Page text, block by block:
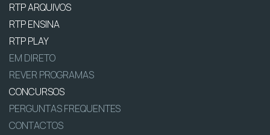
RTP ARQUIVOS
RTP ENSINA
RTP PLAY
EM DIRETO
REVER PROGRAMAS
CONCURSOS
PERGUNTAS FREQUENTES
CONTACTOS